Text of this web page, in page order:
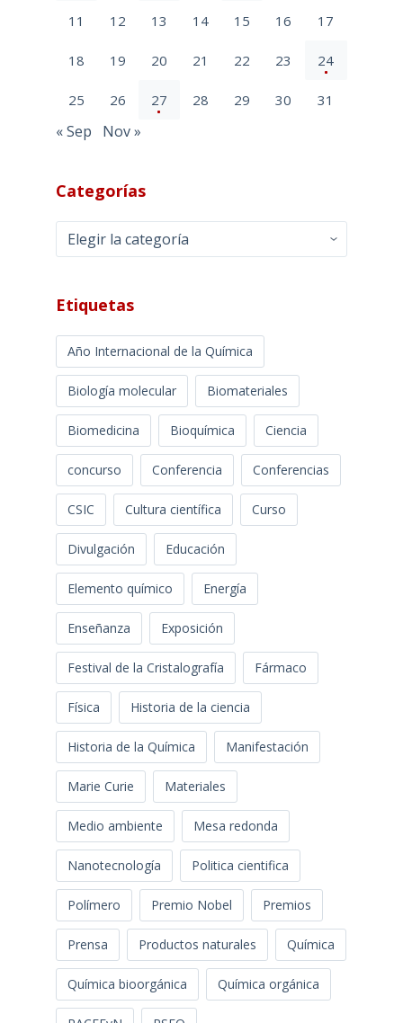
11 12 13 14 15 16 17
18 19 20 21 22 23 24
25 26 27 28 29 30 31
« Sep Nov »
Categorías
Categorías
Etiquetas
Año Internacional de la Química
Biología molecular Biomateriales
Biomedicina Bioquímica Ciencia
concurso Conferencia Conferencias
CSIC Cultura científica Curso
Divulgación Educación
Elemento químico Energía
Enseñanza Exposición
Festival de la Cristalografía Fármaco
Física Historia de la ciencia
Historia de la Química Manifestación
Marie Curie Materiales
Medio ambiente Mesa redonda
Nanotecnología Politica cientifica
Polímero Premio Nobel Premios
Prensa Productos naturales Química
Química bioorgánica Química orgánica